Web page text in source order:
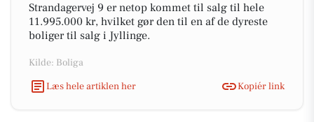
Strandagervej 9 er netop kommet til salg til hele
11.995.000 kr, hvilket gør den til en af de dyreste
boliger til salg i Jyllinge.
Kilde: Boliga
Læs hele artiklen her
Kopiér link